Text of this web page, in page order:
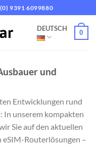
9391 6099880
DEUTSCH
0
und
Entwicklungen rund
unserem kompakten
Sie auf den aktuellen
eSIM-Routerlösungen –